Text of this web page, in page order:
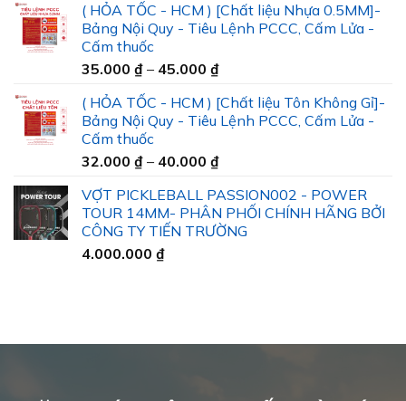
( HỎA TỐC - HCM ) [Chất liệu Nhựa 0.5MM]-
Bảng Nội Quy - Tiêu Lệnh PCCC, Cấm Lửa -
Cấm thuốc
35.000 ₫ – 45.000 ₫Khoảng
từ
35.000 ₫
45.000 ₫
( HỎA TỐC - HCM ) [Chất liệu Tôn Không Gỉ]-
Bảng Nội Quy - Tiêu Lệnh PCCC, Cấm Lửa -
Cấm thuốc
32.000 ₫ – 40.000 ₫Khoảng
từ
32.000 ₫
đến
VỢT PICKLEBALL PASSION002 - POWER
TOUR 14MM- PHÂN PHỐI CHÍNH HÃNG BỞI
CÔNG TY TIẾN TRƯỜNG
4.000.000 ₫